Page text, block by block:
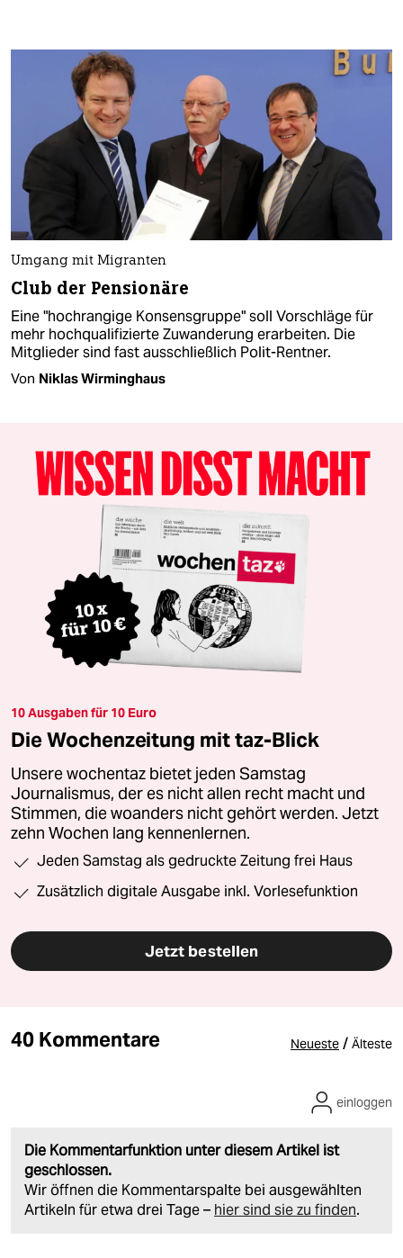
Umgang mit Migranten
Club der Pensionäre
Eine "hochrangige Konsensgruppe" soll Vorschläge für
mehr hochqualifizierte Zuwanderung erarbeiten. Die
Mitglieder sind fast ausschließlich Polit-Rentner.
Von Niklas Wirminghaus
10 Ausgaben für 10 Euro
Die Wochenzeitung mit taz-Blick
Unsere wochentaz bietet jeden Samstag
Journalismus, der es nicht allen recht macht und
Stimmen, die woanders nicht gehört werden. Jetzt
zehn Wochen lang kennenlernen.
Jeden Samstag als gedruckte Zeitung frei Haus
Zusätzlich digitale Ausgabe inkl. Vorlesefunktion
Jetzt bestellen
40 Kommentare Neueste / Älteste
Die Kommentarfunktion unter diesem Artikel ist
geschlossen.
Wir öffnen die Kommentarspalte bei ausgewählten
Artikeln für etwa drei Tage – hier sind sie zu finden.
einloggen